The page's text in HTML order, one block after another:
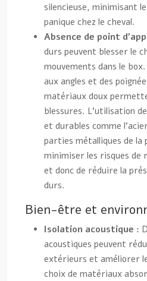
silencieuse, minimisant
panique chez le cheval.
Absence de point
durs peuvent blesser le
mouvements dans le
aux angles et des
matériaux doux
blessures. L’utilisation
et durables comme
parties métalliques de
minimiser les risques de
et donc de réduire la
durs.
Bien-être et
Isolation acoustique :
acoustiques peuvent
extérieurs et améliorer
choix de matériaux